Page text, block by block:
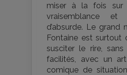
miser à la fois sur
vraisemblance
d’absurde. Le grand
Fontaine est surtout
susciter le rire,
facilités, avec un
comique de